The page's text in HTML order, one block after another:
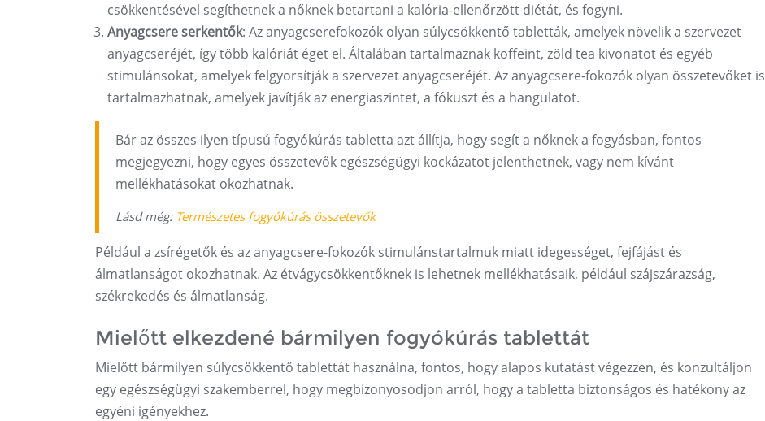
csökkentésével segíthetnek a nőknek betartani a kalória-ellenőrzött diétát, és fogyni.
Anyagcsere serkentők: Az anyagcserefokozók olyan súlycsökkentő tabletták, amelyek növelik a szervezet
anyagcseréjét, így több kalóriát éget el. Általában tartalmaznak koffeint, zöld tea kivonatot és egyéb
stimulánsokat, amelyek felgyorsítják a szervezet anyagcseréjét. Az anyagcsere-fokozók olyan összetevőket is
tartalmazhatnak, amelyek javítják az energiaszintet, a fókuszt és a hangulatot.
Bár az összes ilyen típusú fogyókúrás tabletta azt állítja, hogy segít a nőknek a fogyásban, fontos
megjegyezni, hogy egyes összetevők egészségügyi kockázatot jelenthetnek, vagy nem kívánt
mellékhatásokat okozhatnak.
Lásd még: Természetes fogyókúrás összetevők
Például a zsírégetők és az anyagcsere-fokozók stimulánstartalmuk miatt idegességet, fejfájást és
álmatlanságot okozhatnak. Az étvágycsökkentőknek is lehetnek mellékhatásaik, például szájszárazság,
székrekedés és álmatlanság.
Mielőtt elkezdené bármilyen fogyókúrás tablettát
Mielőtt bármilyen súlycsökkentő tablettát használna, fontos, hogy alapos kutatást végezzen, és konzultáljon
egy egészségügyi szakemberrel, hogy megbizonyosodjon arról, hogy a tabletta biztonságos és hatékony az
egyéni igényekhez.